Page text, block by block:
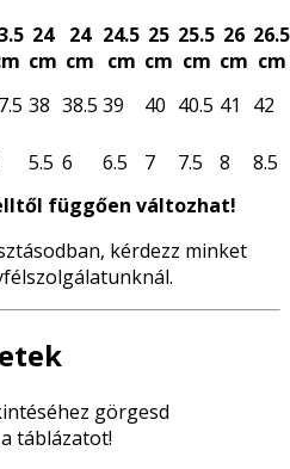
24
cm
24
cm
24.5
cm
25
cm
25.5
cm
26
cm
26.5
cm
38 38.5 39 40 40.5 41
42
5.5 6 6.5 7 7.5 8
8.5
függően változhat!
kérdezz minket
görgesd
táblázatot!